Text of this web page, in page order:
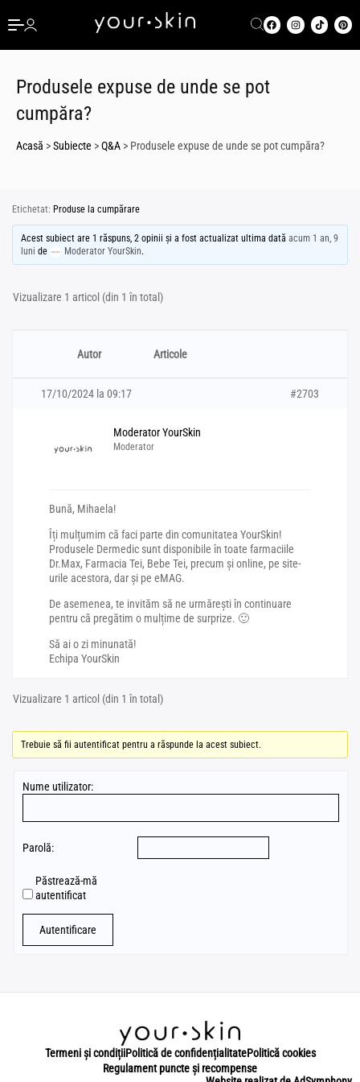
Produsele expuse de unde se pot
cumpăra?
Acasă >Subiecte >Q&A > Produsele expuse de unde se pot cumpăra?
Etichetat: Produse la cumpărare
Acest subiect are 1 răspuns, 2 opinii și a fost actualizat ultima datăacum 1 an, 9
luni de Moderator YourSkin.
Vizualizare 1 articol (din 1 în total)
Autor Articole
17/10/2024 la 09:17 #2703
Moderator YourSkin
Moderator
Bună, Mihaela!
Îți mulțumim că faci parte din comunitatea YourSkin!
Produsele Dermedic sunt disponibile în toate farmaciile
Dr.Max, Farmacia Tei, Bebe Tei, precum și online, pe site-
urile acestora, dar și pe eMAG.
De asemenea, te invităm să ne urmărești în continuare
pentru că pregătim o mulțime de surprize. 🙂
Să ai o zi minunată!
Echipa YourSkin
Vizualizare 1 articol (din 1 în total)
Trebuie să fii autentificat pentru a răspunde la acest subiect.
Nume utilizator:
Parolă:
Păstrează-mă
autentificat
Autentificare
Termeni și condițiiPolitică de confidențialitatePolitică cookies
Regulament puncte și recompense